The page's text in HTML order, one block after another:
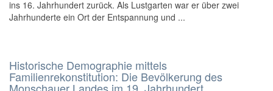
ins 16. Jahrhundert zurück. Als Lustgarten war er über zwei
Jahrhunderte ein Ort der Entspannung und ...
Historische Demographie mittels
Familienrekonstitution: Die Bevölkerung des